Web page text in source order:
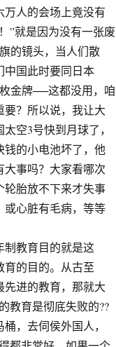
人的会场上竟没有
”就是因为没有一张废
的镜头，当人们散
中国此时要同日本
金牌──这都没用，咱
？所以说，我让大
空3号快到月球了，
钱的小电池坏了，他
事吗？大家看哪次
轮胎放不下来才失事
或心脏有毛病，等等
制教育目的就是这
的目的。从古至
进的教育，那就大
教育是彻底失败的??
，去伺侯外国人，